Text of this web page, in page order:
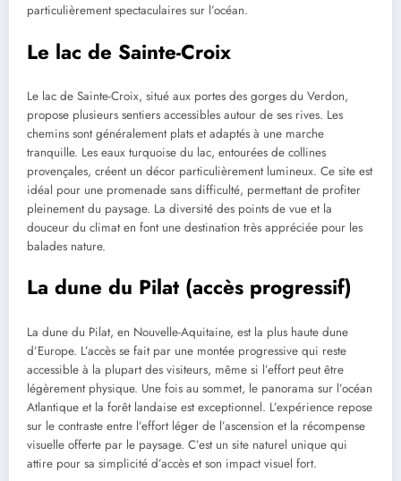
particulièrement spectaculaires sur l’océan.
Le lac de Sainte-Croix
Le lac de Sainte-Croix, situé aux portes des gorges du Verdon,
propose plusieurs sentiers accessibles autour de ses rives. Les
chemins sont généralement plats et adaptés à une marche
tranquille. Les eaux turquoise du lac, entourées de collines
provençales, créent un décor particulièrement lumineux. Ce site est
idéal pour une promenade sans difficulté, permettant de profiter
pleinement du paysage. La diversité des points de vue et la
douceur du climat en font une destination très appréciée pour les
balades nature.
La dune du Pilat (accès progressif)
La dune du Pilat, en Nouvelle-Aquitaine, est la plus haute dune
d’Europe. L’accès se fait par une montée progressive qui reste
accessible à la plupart des visiteurs, même si l’effort peut être
légèrement physique. Une fois au sommet, le panorama sur l’océan
Atlantique et la forêt landaise est exceptionnel. L’expérience repose
sur le contraste entre l’effort léger de l’ascension et la récompense
visuelle offerte par le paysage. C’est un site naturel unique qui
attire pour sa simplicité d’accès et son impact visuel fort.